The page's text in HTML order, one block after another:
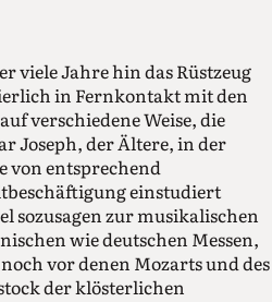
viele Jahre hin das Rüstzeug
in Fernkontakt mit den
verschiedene Weise, die
Joseph, der Ältere, in der
von entsprechend
einstudiert
sozusagen zur musikalischen
wie deutschen Messen,
vor denen Mozarts und des
der klösterlichen